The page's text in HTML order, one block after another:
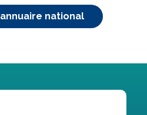
national